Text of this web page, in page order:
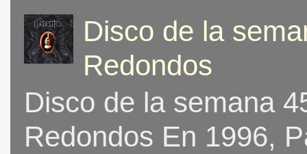
Disco de la
Redondos
Disco de la semana
Redondos En 1996,